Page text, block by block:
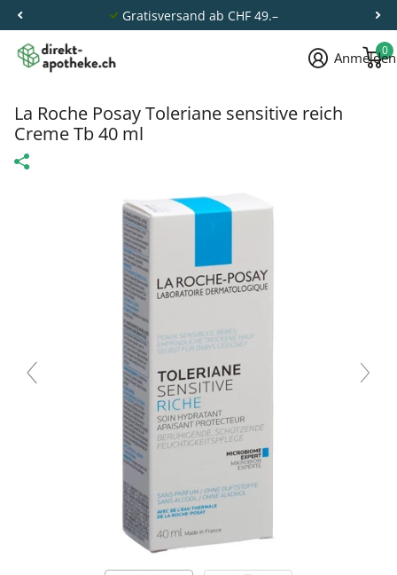
Gratisversand ab CHF 49.–
Anmelden
0
La Roche Posay Toleriane sensitive reich
Creme Tb 40 ml